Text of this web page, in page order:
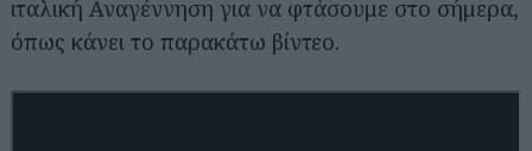
ιταλική Αναγέννηση για να φτάσουμε στο σήμερα,
όπως κάνει το παρακάτω βίντεο.